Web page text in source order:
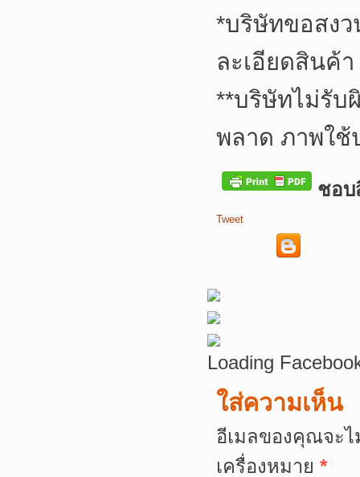
*บริษัทขอสงว
ละเอียดสินค้
**บริษัทไม่รับ
พลาด ภาพใ
ชอบ
Tweet
Loading
ใส่ความเห็น
อีเมลของคุณจะ
เครื่องหมาย *